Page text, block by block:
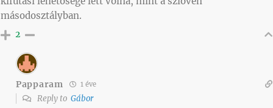
másodosztályban.
2
Papparam 1 éve
Reply to Gábor